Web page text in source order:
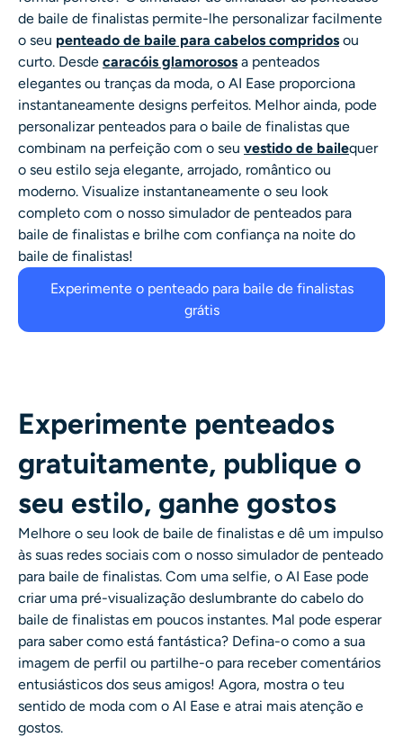
de baile de finalistas permite-lhe personalizar facilmente
o seu penteado de baile para cabelos compridos ou
curto. Desde caracóis glamorosos a penteados
elegantes ou tranças da moda, o AI Ease proporciona
instantaneamente designs perfeitos. Melhor ainda, pode
personalizar penteados para o baile de finalistas que
combinam na perfeição com o seu vestido de bailequer
o seu estilo seja elegante, arrojado, romântico ou
moderno. Visualize instantaneamente o seu look
completo com o nosso simulador de penteados para
baile de finalistas e brilhe com confiança na noite do
baile de finalistas!
Experimente o penteado para baile de finalistas
grátis
Experimente penteados
gratuitamente, publique o
seu estilo, ganhe gostos
Melhore o seu look de baile de finalistas e dê um impulso
às suas redes sociais com o nosso simulador de penteado
para baile de finalistas. Com uma selfie, o AI Ease pode
criar uma pré-visualização deslumbrante do cabelo do
baile de finalistas em poucos instantes. Mal pode esperar
para saber como está fantástica? Defina-o como a sua
imagem de perfil ou partilhe-o para receber comentários
entusiásticos dos seus amigos! Agora, mostra o teu
sentido de moda com o AI Ease e atrai mais atenção e
gostos.